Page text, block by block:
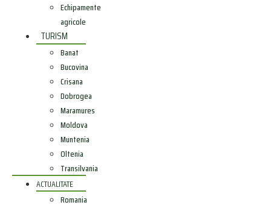
Echipamente
agricole
TURISM
Banat
Bucovina
Crisana
Dobrogea
Maramures
Moldova
Muntenia
Oltenia
Transilvania
ACTUALITATE
Romania